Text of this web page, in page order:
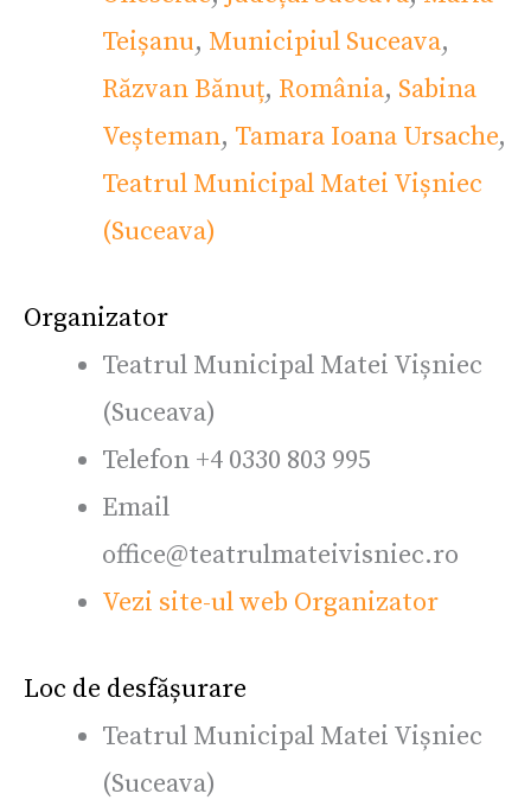
Teișanu, Municipiul Suceava,
Răzvan Bănuț, România, Sabina
Veșteman, Tamara Ioana Ursache,
Teatrul Municipal Matei Vișniec
(Suceava)
Organizator
Teatrul Municipal Matei Vișniec
(Suceava)
Telefon +4 0330 803 995
Email
office@teatrulmateivisniec.ro
Vezi site-ul web Organizator
Loc de desfășurare
Teatrul Municipal Matei Vișniec
(Suceava)